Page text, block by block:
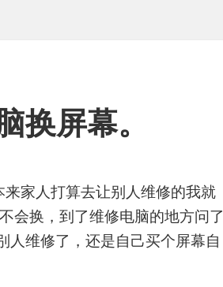
换屏幕。
家人打算去让别人维修的我就
会换，到了维修电脑的地方问了
维修了，还是自己买个屏幕自